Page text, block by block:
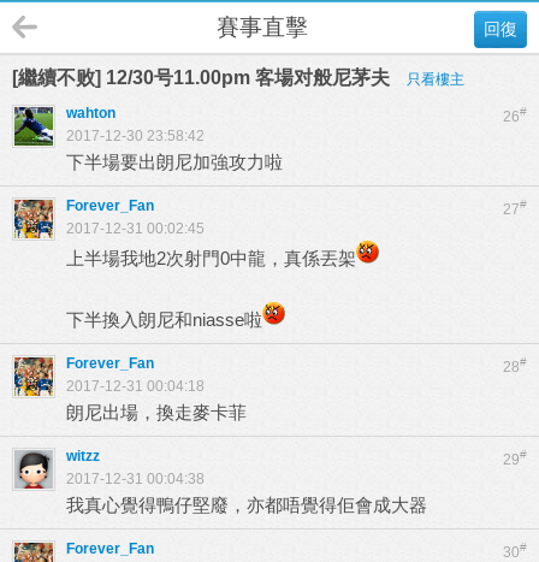
回復
賽事直擊
[繼續不败] 12/30号11.00pm 客場对般尼茅夫 只看樓主
26#
wahton
2017-12-30 23:58:42
下半場要出朗尼加強攻力啦
27#
Forever_Fan
2017-12-31 00:02:45
上半場我地2次射門0中龍，真係丟架
下半換入朗尼和niasse啦
28#
Forever_Fan
2017-12-31 00:04:18
朗尼出場，換走麥卡菲
29#
witzz
2017-12-31 00:04:38
我真心覺得鴨仔堅廢，亦都唔覺得佢會成大器
30#
Forever_Fan